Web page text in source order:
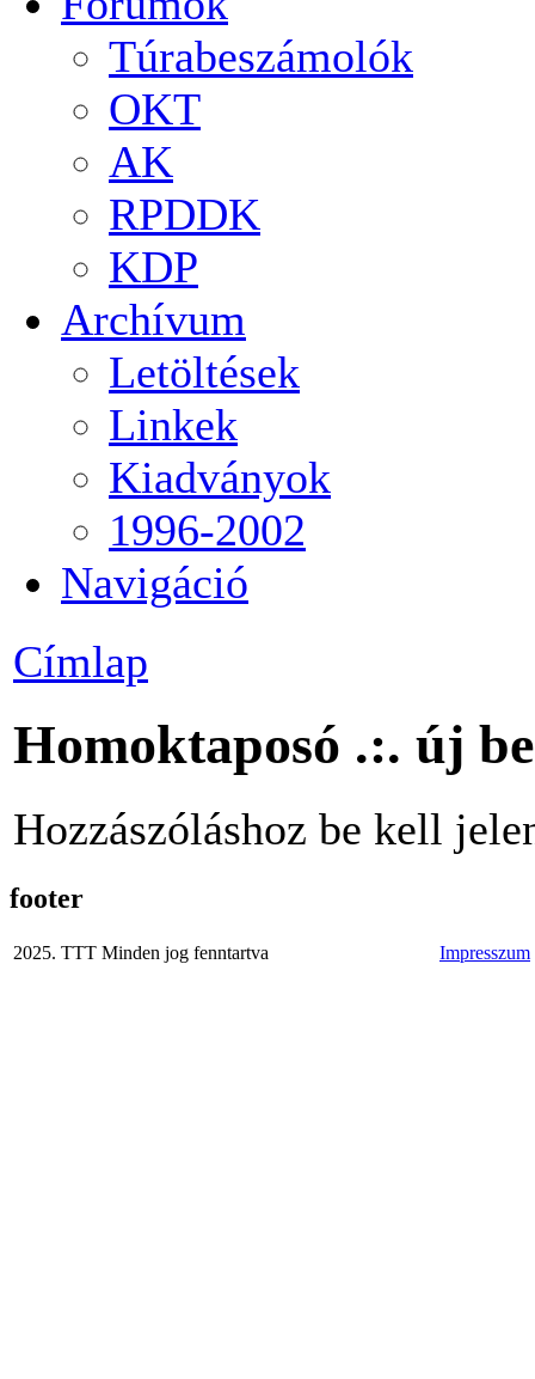
Túrabeszámolók
OKT
AK
RPDDK
KDP
Archívum
Letöltések
Linkek
Kiadványok
1996-2002
Navigáció
Címlap
Homoktaposó .:. új
Hozzászóláshoz be kell
footer
2025. TTT Minden jog fenntartva Impresszum